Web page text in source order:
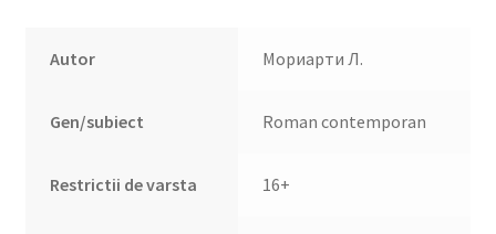
Autor Мориарти Л.
Gen/subiect Roman contemporan
Restrictii de varsta 16+